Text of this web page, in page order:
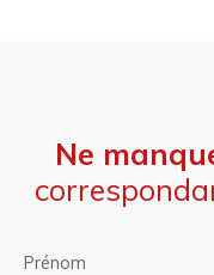
Ne
Prénom